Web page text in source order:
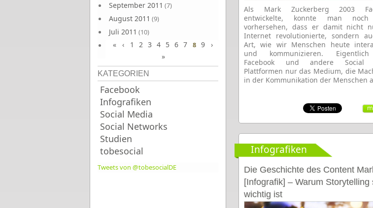
September 2011 (7)
August 2011 (9)
Juli 2011 (10)
Juni 2011(9)
« ‹ 1 2 3 4 5 6 7 8 9
›
»
KATEGORIEN
Facebook
Infografiken
Social Media
Social Networks
Studien
tobesocial
Tweets von @tobesocialDE
Als Mark Zuckerberg 2003
entwickelte, konnte man
vorhersehen, dass er damit nicht
Internet revolutionierte, sondern
Art, wie wir Menschen heute
und kommunizieren.
Facebook und andere Social
Plattformen nur das Medium, die
in der Kommunikation der Menschen
Infografiken
Die Geschichte des Content
[Infografik] – Warum Storytelling
wichtig ist